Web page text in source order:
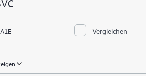
Vergleichen